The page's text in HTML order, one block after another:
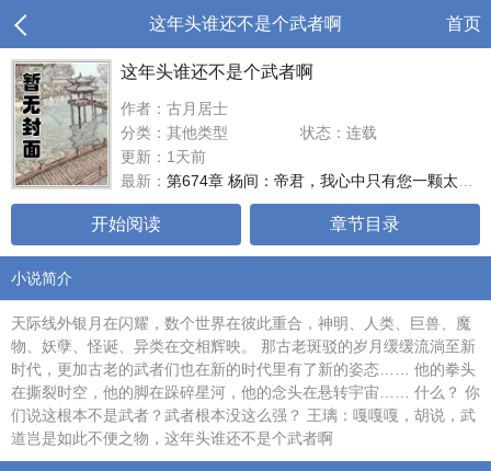
这年头谁还不是个武者啊 首页
这年头谁还不是个武者啊
作者：古月居士
分类：其他类型
状态：连载
更新：1天前
最新： 第674章 杨间：帝君，我心中只有您一颗太阳！忠诚！！！
开始阅读 章节目录
小说简介
天际线外银月在闪耀，数个世界在彼此重合，神明、人类、巨兽、魔
物、妖孽、怪诞、异类在交相辉映。 那古老斑驳的岁月缓缓流淌至新
时代，更加古老的武者们也在新的时代里有了新的姿态…… 他的拳头
在撕裂时空，他的脚在跺碎星河，他的念头在悬转宇宙…… 什么？ 你
们说这根本不是武者？武者根本没这么强？ 王璃：嘎嘎嘎，胡说，武
道岂是如此不便之物，这年头谁还不是个武者啊